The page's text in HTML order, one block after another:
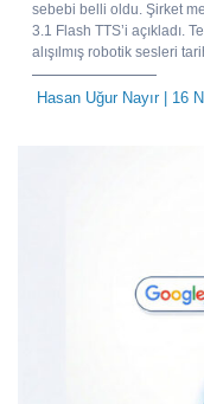
sebebi belli oldu. Şirket
3.1 Flash TTS’i açıkladı.
alışılmış robotik sesleri
Hasan Uğur Nayır| 16